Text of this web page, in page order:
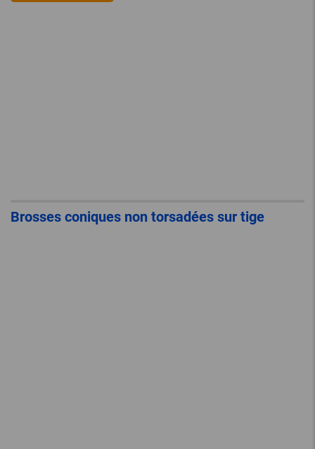
Brosses coniques non torsadées sur tige